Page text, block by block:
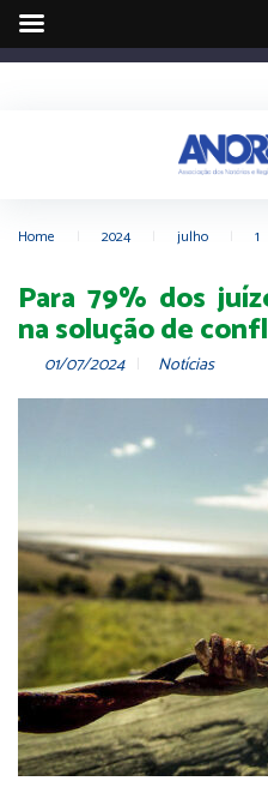
Home 2024 julho 1
Para 79% dos
na solução de
01/07/2024 Notícias